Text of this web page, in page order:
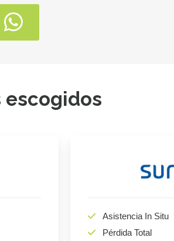
escogidos
Asistencia In Situ
Pérdida Total